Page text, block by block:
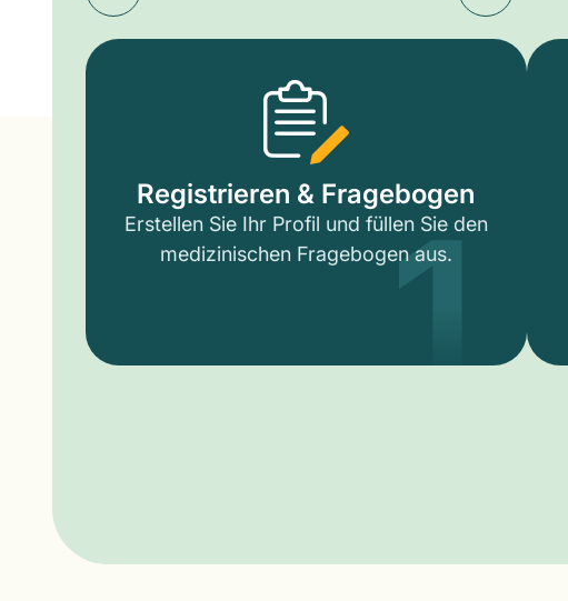
Registrieren & Fragebogen
Erstellen Sie Ihr Profil und füllen Sie den
medizinischen Fragebogen aus.
1